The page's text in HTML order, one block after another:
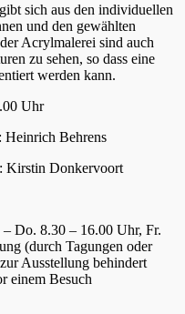
sich aus den individuellen
und den gewählten
Acrylmalerei sind auch
zu sehen, so dass eine
werden kann.
Uhr
Behrens
Kirstin Donkervoort
Do. 8.30 – 16.00 Uhr, Fr.
(durch Tagungen oder
Ausstellung behindert
einem Besuch